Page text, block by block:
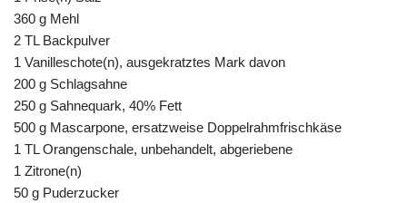
360 g Mehl
2 TL Backpulver
1 Vanilleschote(n), ausgekratztes Mark davon
200 g Schlagsahne
250 g Sahnequark, 40% Fett
500 g Mascarpone, ersatzweise Doppelrahmfrischkäse
1 TL Orangenschale, unbehandelt, abgeriebene
1 Zitrone(n)
50 g Puderzucker